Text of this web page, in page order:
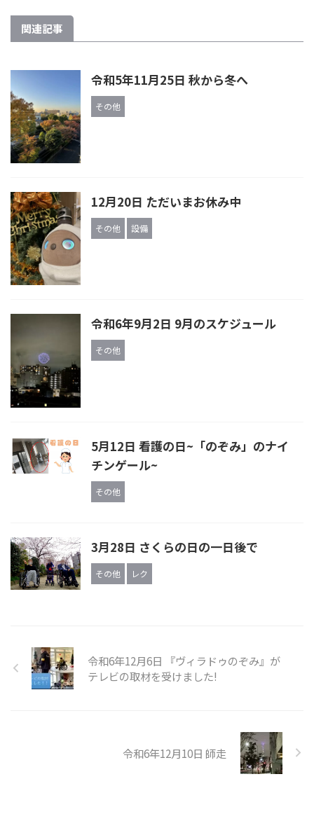
関連記事
令和5年11月25日 秋から冬へ
その他
12月20日 ただいまお休み中
その他 設備
令和6年9月2日 9月のスケジュール
その他
5月12日 看護の日~「のぞみ」のナイ
チンゲール~
その他
3月28日 さくらの日の一日後で
その他 レク
令和6年12月6日 『ヴィラドゥのぞみ』が
テレビの取材を受けました!
令和6年12月10日 師走